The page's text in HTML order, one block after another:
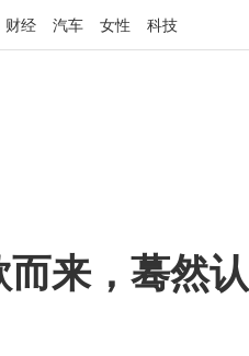
财经 汽车 女性 科技
而来，蓦然